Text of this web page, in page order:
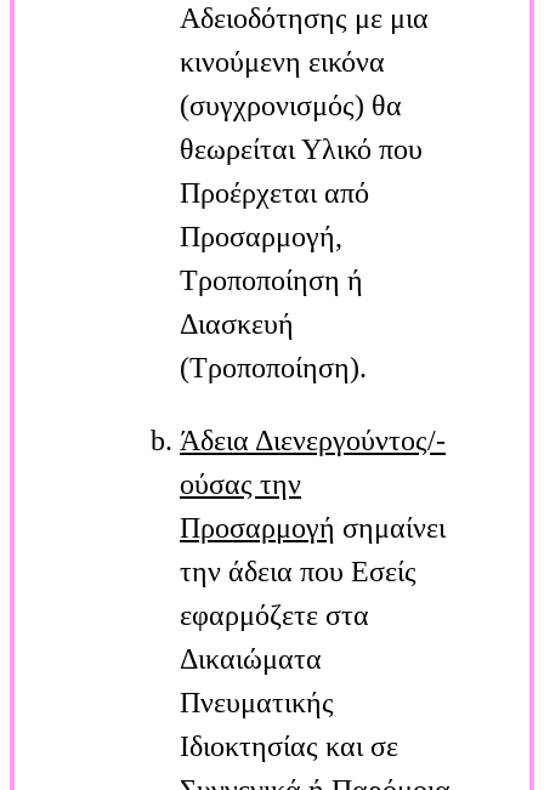
Αδειοδότησης με μια
κινούμενη εικόνα
(συγχρονισμός) θα
θεωρείται Υλικό που
Προέρχεται από
Προσαρμογή,
Τροποποίηση ή
Διασκευή
(Τροποποίηση).
Άδεια Διενεργούντος/-
ούσας την
Προσαρμογή σημαίνει
την άδεια που Εσείς
εφαρμόζετε στα
Δικαιώματα
Πνευματικής
Ιδιοκτησίας και σε